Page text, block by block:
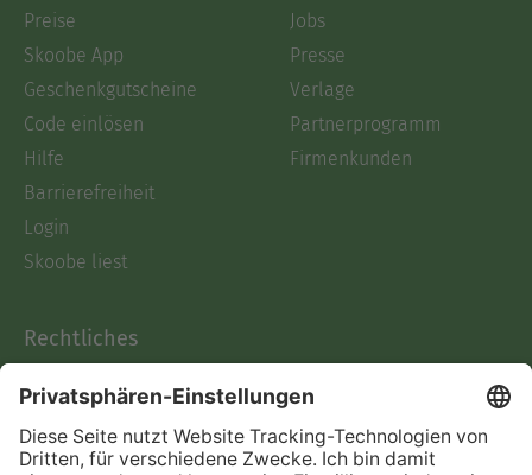
Preise
Skoobe App
Geschenkgutscheine
Code einlösen
Hilfe
Barrierefreiheit
Login
Skoobe liest
Jobs
Presse
Verlage
Partnerprogramm
Firmenkunden
Rechtliches
AGB
Informationen nach Data
Act